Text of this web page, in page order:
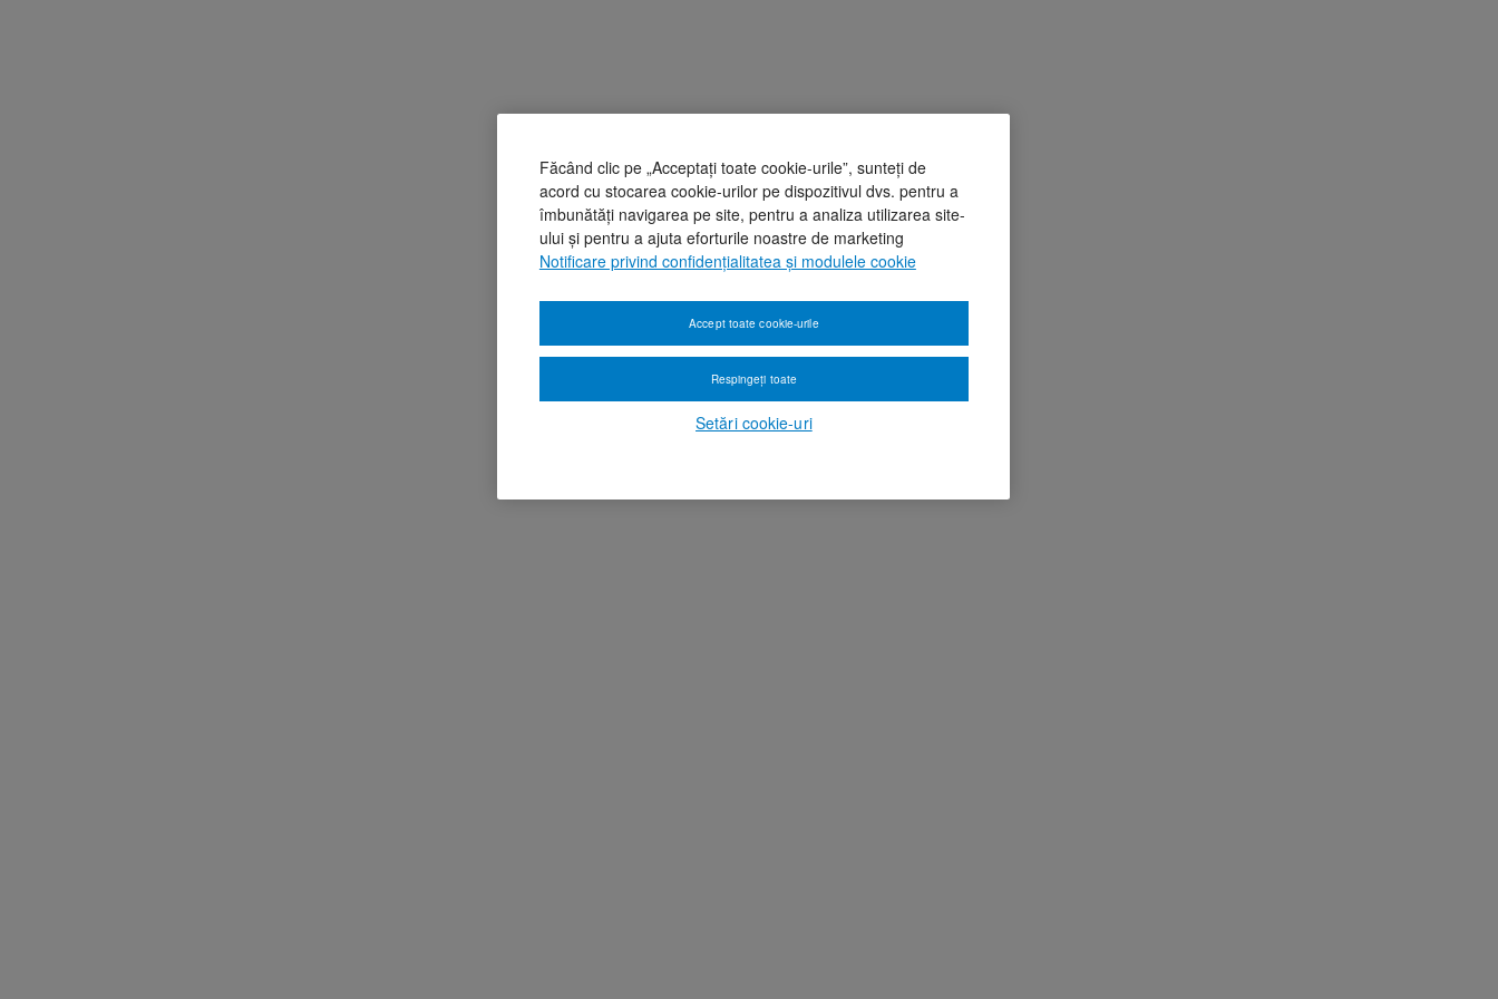
Făcând clic pe „Acceptați toate cookie-urile”, sunteți de
acord cu stocarea cookie-urilor pe dispozitivul dvs. pentru a
îmbunătăți navigarea pe site, pentru a analiza utilizarea site-
ului și pentru a ajuta eforturile noastre de marketing
Notificare privind confidențialitatea și modulele cookie
Setări cookie-uri
Respingeți toate
Accept toate cookie-urile